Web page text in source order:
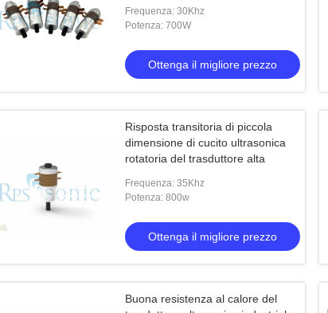
Frequenza: 30Khz
Potenza: 700W
Ottenga il migliore prezzo
Risposta transitoria di piccola
dimensione di cucito ultrasonica
rotatoria del trasduttore alta
Frequenza: 35Khz
Potenza: 800w
Ottenga il migliore prezzo
Buona resistenza al calore del